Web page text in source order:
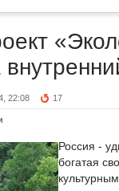
22:08 17
Россия -
богатая